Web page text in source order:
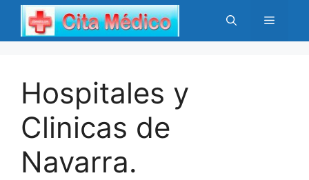
Saltar
contenido
Menú
Hospitales y
Clinicas de
Navarra.